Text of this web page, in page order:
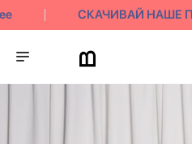
СКАЧИВАЙ НАШЕ